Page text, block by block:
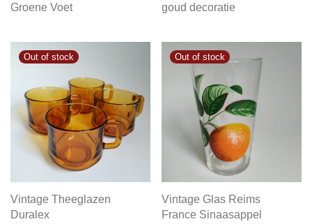
Groene Voet
goud decoratie
Vintage Theeglazen
Duralex
Vintage Glas Reims
France Sinaasappel